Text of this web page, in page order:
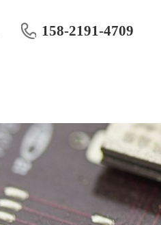
158-2191-4709
OKMETIC&湿法工艺设备
OKMETIC硅片产品
化学机械抛光机
CMP 后清洗机